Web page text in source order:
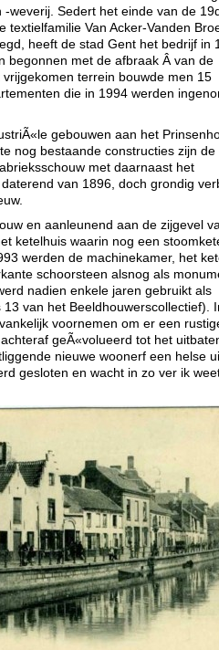
weverij. Sedert het einde van de
textielfamilie Van Acker-Vanden
heeft de stad Gent het bedrijf in
begonnen met de afbraak Â van de
terrein bouwde men 15
die in 1994 werden
gebouwen aan het
nog bestaande constructies zijn
met daarnaast het
van 1896, doch grondig
en aanleunend aan de zijgevel
ketelhuis waarin nog een
werden de machinekamer, het
schoorsteen alsnog als
nadien enkele jaren gebruikt als
van het Beeldhouwerscollectief).
voornemen om er een
geÃ«volueerd tot het
nieuwe woonerf een helse
gesloten en wacht in zo ver ik